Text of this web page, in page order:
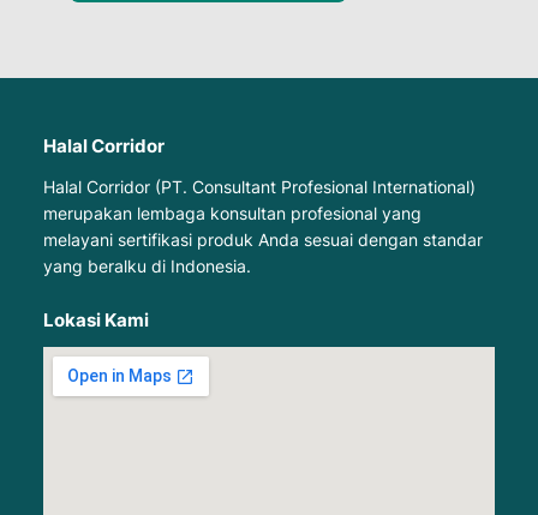
Halal Corridor
Halal Corridor (PT. Consultant Profesional International)
merupakan lembaga konsultan profesional yang
melayani sertifikasi produk Anda sesuai dengan standar
yang beralku di Indonesia.
Lokasi Kami